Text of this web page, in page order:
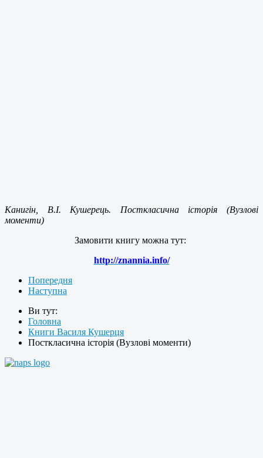
Канигін, В.І. Кушерець. Посткласична історія (Вузлові
моменти)
Замовити книгу можна тут:
http://znannia.info/
Попередня
Наступна
Ви тут:
Головна
Книги Василя Кушерця
Посткласична історія (Вузлові моменти)